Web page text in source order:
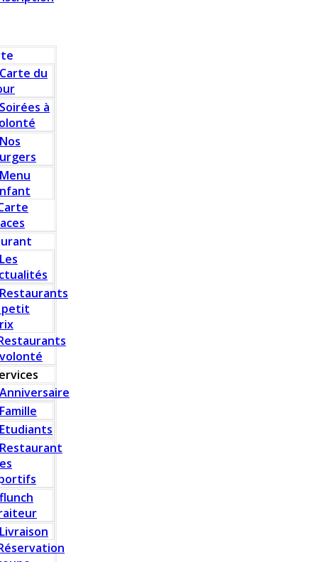
Carte du
Soirées à
Nos
Menu
Les
Restaurants
petit
Anniversaire
Famille
Etudiants
Restaurant
flunch
Livraison